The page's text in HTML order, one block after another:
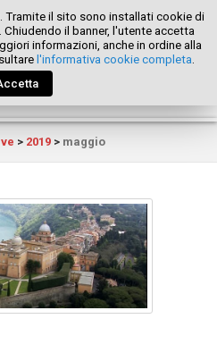
> 2019 > maggio
il sito sono installati cookie di
il banner, l'utente accetta
informazioni, anche in ordine alla
l'informativa cookie completa